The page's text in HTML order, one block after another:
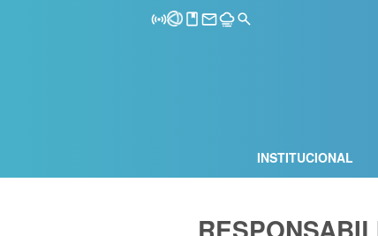
INSTITUCIONAL